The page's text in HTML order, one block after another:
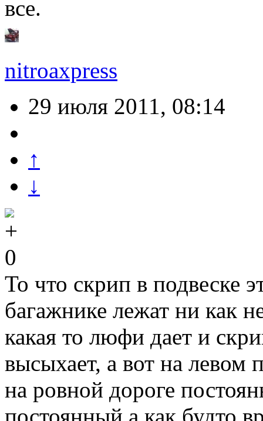
все.
nitroaxpress
29 июля 2011, 08:14
↑
↓
0
То что скрип в подвеске
багажнике лежат ни как
какая то люфи дает и
высыхает, а вот на левом
на ровной дороге